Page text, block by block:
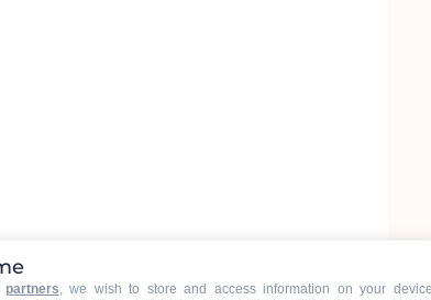
partners , we wish to store and access information on your